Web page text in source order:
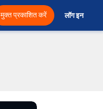
मुक्त प्रकाशित करें लॉग इन